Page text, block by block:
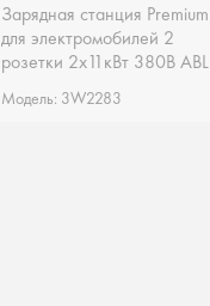
Зарядная станция Premium
для электромобилей 2
розетки 2х11кВт 380В ABL
Германия 3W2283
Модель: 3W2283
Зарядная станция Premium
для электромобилей 2
розетки 2х11кВт 380В ABL
Германия 3W2283
Модель: 3W2283